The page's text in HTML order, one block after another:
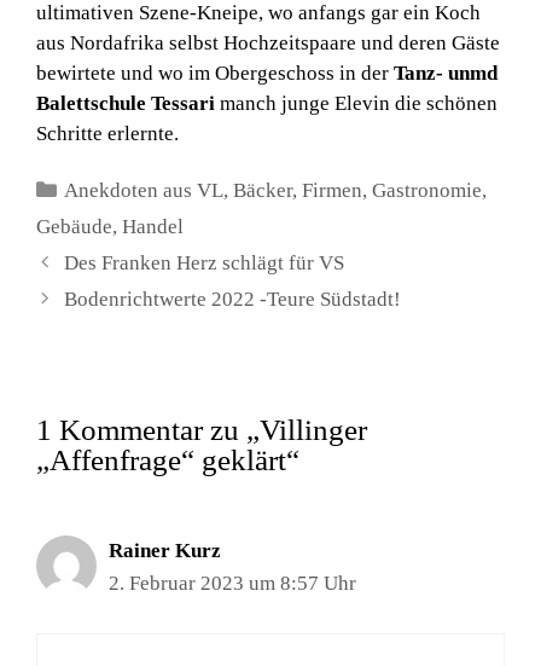
ultimativen Szene-Kneipe, wo anfangs gar ein Koch
aus Nordafrika selbst Hochzeitspaare und deren Gäste
bewirtete und wo im Obergeschoss in der Tanz- unmd
Balettschule Tessari manch junge Elevin die schönen
Schritte erlernte.
Kategorien
Anekdoten aus VL,Bäcker,Firmen,Gastronomie,
Gebäude, Handel
Des Franken Herz schlägt für VS
Bodenrichtwerte 2022 -Teure Südstadt!
1 Kommentar zu „Villinger
„Affenfrage“ geklärt“
Rainer Kurz
2. Februar 2023 um 8:57 Uhr